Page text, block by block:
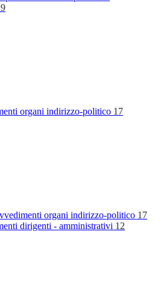
organi indirizzo-politico 17
organi indirizzo-politico 17
dirigenti - amministrativi 12